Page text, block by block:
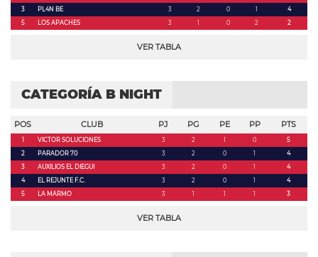
3
PL4N BE 3 2 0 1
4
5
LOS APACHES 3 1 0 2 2
VER TABLA
CATEGORÍA B NIGHT
POS CLUB PJ PG PE PP PTS
1 VICTOR SOLUCIONES 3 2 1 0
5
2
PARADOR 70 3 2 0 1
4
3
AUXILIOS EL DIEGUI 3 2 0 1
4
4
EL REJUNTE F.C. 3 2 0 1
4
5
LA MARMO 3 1 1 1 3
VER TABLA